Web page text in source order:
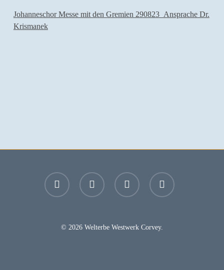
Johanneschor Messe mit den Gremien 290823_Ansprache Dr.
Krismanek
facebook youtube instagram email
© 2026 Welterbe Westwerk Corvey.